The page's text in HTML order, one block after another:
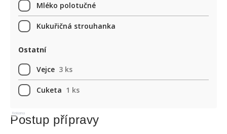
Mléko polotučné
Kukuřičná strouhanka
Ostatní
Vejce 3 ks
Cuketa 1 ks
Reklama
Postup přípravy